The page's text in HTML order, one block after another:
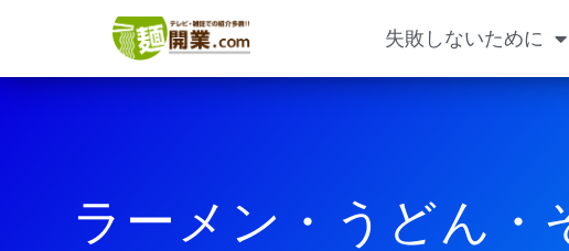
失敗しないために
ラーメン・うどん・